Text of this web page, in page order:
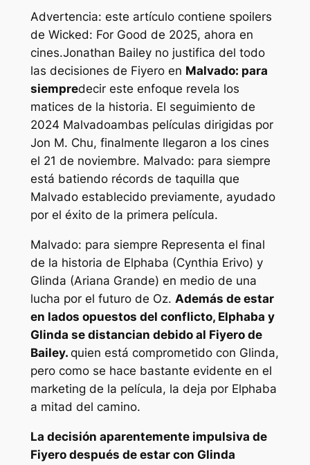
Advertencia: este artículo contiene spoilers
de Wicked: For Good de 2025, ahora en
cines.Jonathan Bailey no justifica del todo
las decisiones de Fiyero en Malvado: para
siempredecir este enfoque revela los
matices de la historia. El seguimiento de
2024 Malvadoambas películas dirigidas por
Jon M. Chu, finalmente llegaron a los cines
el 21 de noviembre. Malvado: para siempre
está batiendo récords de taquilla que
Malvadoestablecido previamente, ayudado
por el éxito de la primera película.
Malvado: para siempre Representa el final
de la historia de Elphaba (Cynthia Erivo) y
Glinda (Ariana Grande) en medio de una
lucha por el futuro de Oz. Además de estar
en lados opuestos del conflicto, Elphaba y
Glinda se distancian debido al Fiyero de
Bailey. quien está comprometido con Glinda,
pero como se hace bastante evidente en el
marketing de la película, la deja por Elphaba
a mitad del camino.
La decisión aparentemente impulsiva de
Fiyero después de estar con Glinda